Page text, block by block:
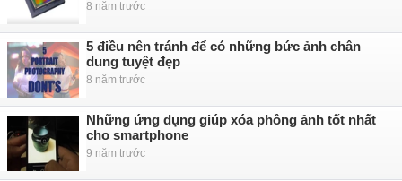
8 năm trước
5 điều nên tránh để có những bức ảnh chân
dung tuyệt đẹp
8 năm trước
Những ứng dụng giúp xóa phông ảnh tốt nhất
cho smartphone
9 năm trước